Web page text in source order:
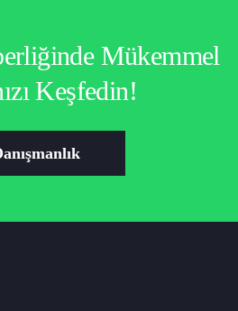
Mükemmel
Keşfedin!